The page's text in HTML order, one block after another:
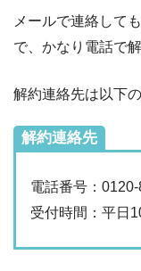
メールで連絡して
で、かなり電話で
解約連絡先は以下の
解約連絡先
電話番号：
受付時間：平日